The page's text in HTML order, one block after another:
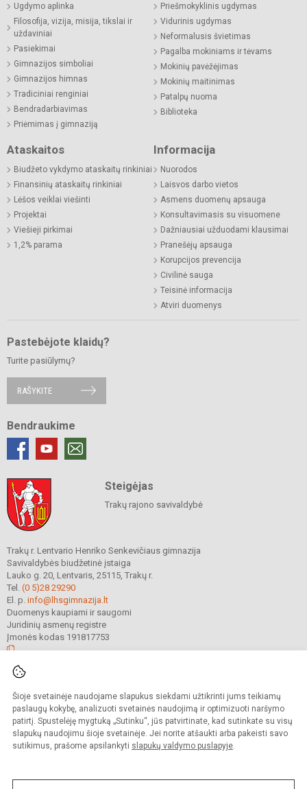
Šioje svetainėje naudojame slapukus siekdami užtikrinti jums teikiamų
paslaugų kokybę, analizuoti svetainės naudojimą ir optimizuoti naršymo
patirtį. Spustelėję mygtuką „Sutinku“, jūs patvirtinate, kad sutinkate su visų
slapukų naudojimu šioje svetainėje. Jei norite atšaukti arba pakeisti savo
sutikimus, prašome apsilankyti slapukų valdymo puslapyje.
Ugdymo aplinka
Filosofija, vizija, misija, tikslai ir
uždaviniai
Pasiekimai
Gimnazijos simboliai
Gimnazijos himnas
Tradiciniai renginiai
Bendradarbiavimas
Priėmimas į gimnaziją
Priešmokyklinis ugdymas
Vidurinis ugdymas
Neformalusis švietimas
Pagalba mokiniams ir tėvams
Mokinių pavėžėjimas
Mokinių maitinimas
Patalpų nuoma
Biblioteka
Ataskaitos
Biudžeto vykdymo ataskaitų rinkiniai
Finansinių ataskaitų rinkiniai
Lėšos veiklai viešinti
Projektai
Viešieji pirkimai
1,2% parama
Informacija
Nuorodos
Laisvos darbo vietos
Asmens duomenų apsauga
Konsultavimasis su visuomene
Dažniausiai užduodami klausimai
Pranešėjų apsauga
Korupcijos prevencija
Civilinė sauga
Teisinė informacija
Atviri duomenys
Pastebėjote klaidų?
Turite pasiūlymų?
RAŠYKITE
Bendraukime
Steigėjas
Trakų rajono savivaldybė
Trakų r. Lentvario Henriko Senkevičiaus gimnazija
Savivaldybės biudžetinė įstaiga
Lauko g. 20, Lentvaris, 25115, Trakų r.
Tel. (0 5)28 29290
El. p. info@lhsgimnazija.lt
Duomenys kaupiami ir saugomi
Juridinių asmenų registre
Įmonės kodas 191817753
saugomos.
Kopijuoti turinį be raštiško gimnazijos sutikimo griežtai draudžiama.
Prieinamumo paraiška Slapukų valdymas
Sumanus būdas atnaujinti